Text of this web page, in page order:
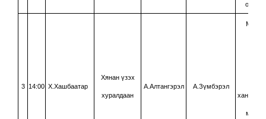
3 14:00 Х.Хашбаатар
Хянан үзэх
хуралдаан
А.Алтангэрэл А.Зүмбэрэл